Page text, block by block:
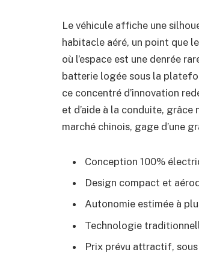
Le véhicule affiche une
habitacle aéré, un point que
où l’espace est une denrée
batterie logée sous la
ce concentré d’innovation
et d’aide à la conduite,
marché chinois, gage d’une
Conception 100%
Design compact et
Autonomie estimée à
Technologie
Prix prévu attractif,